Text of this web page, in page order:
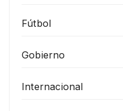
Fútbol
Gobierno
Internacional